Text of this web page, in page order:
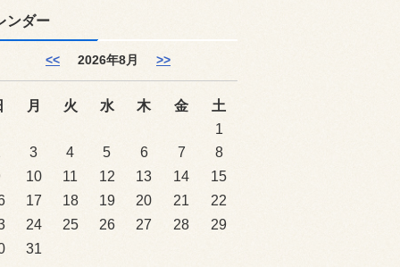
ンダー
<< 2026年8月 >>
月 火 水 木 金
土
1
3 4 5 6 7
8
10 11 12 13 14
15
17 18 19 20 21
22
24 25 26 27 28
29
31